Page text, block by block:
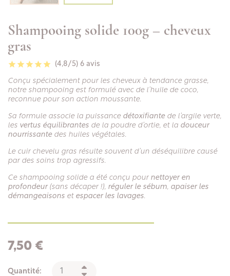
Shampooing solide 100g – cheveux
gras
(4,8/5) 6 avis
Conçu spécialement pour les cheveux à tendance grasse,
notre shampooing est formulé avec de l’huile de coco,
reconnue pour son action moussante.
Sa formule associe la puissance détoxifiantede l’argile verte,
les vertus équilibrantes de la poudre d’ortie, et la douceur
nourrissantedes huiles végétales.
Le cuir chevelu gras résulte souvent d’un déséquilibre causé
par des soins trop agressifs.
Ce shampooing solide a été conçu pour nettoyer en
profondeur(sans décaper !), réguler le sébum, apaiser les
démangeaisons et espacer les lavages.
7,50 €
Quantité: